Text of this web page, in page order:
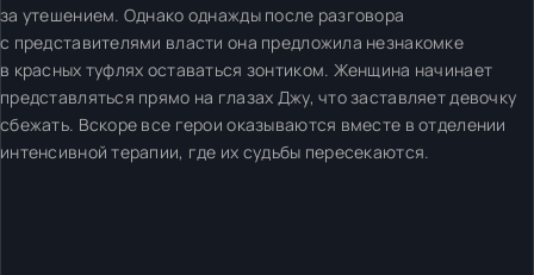
за утешением. Однако однажды после разговора
с представителями власти она предложила незнакомке
в красных туфлях оставаться зонтиком. Женщина начинает
представляться прямо на глазах Джу, что заставляет девочку
сбежать. Вскоре все герои оказываются вместе в отделении
интенсивной терапии, где их судьбы пересекаются.